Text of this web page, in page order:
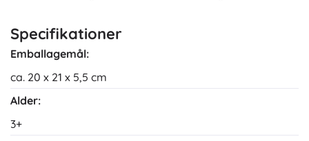
Specifikationer
Emballagemål:
ca. 20 x 21 x 5,5 cm
Alder:
3+